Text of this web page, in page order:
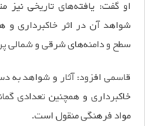
او گفت: یافته‌های تاریخی نیز
شواهد آن در اثر خاکبرداری
سطح و دامنه‌های شرقی و شمالی
قاسمی افزود: آثار و شواهد به
خاکبرداری و همچنین تعدادی
مواد فرهنگی منقول است.